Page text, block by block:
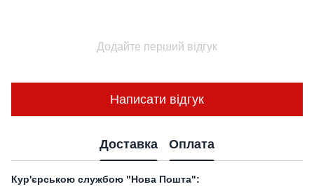
Додайте перший відгук
Написати відгук
Доставка Оплата
Кур'єрською службою "Нова Пошта":